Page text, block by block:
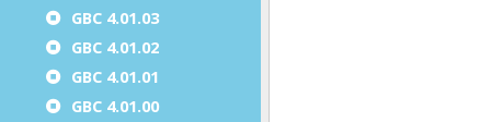
GBC 4.01.03
GBC 4.01.02
GBC 4.01.01
GBC 4.01.00